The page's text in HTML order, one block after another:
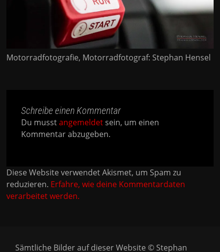
Motorradfotografie, Motorradfotograf: Stephan Hensel
Schreibe einen Kommentar
Du musstangemeldet sein, um einen
Kommentar abzugeben.
Diese Website verwendet Akismet, um Spam zu
reduzieren. Erfahre, wie deine Kommentardaten
verarbeitet werden.
Sämtliche Bilder auf dieser Website © Stephan